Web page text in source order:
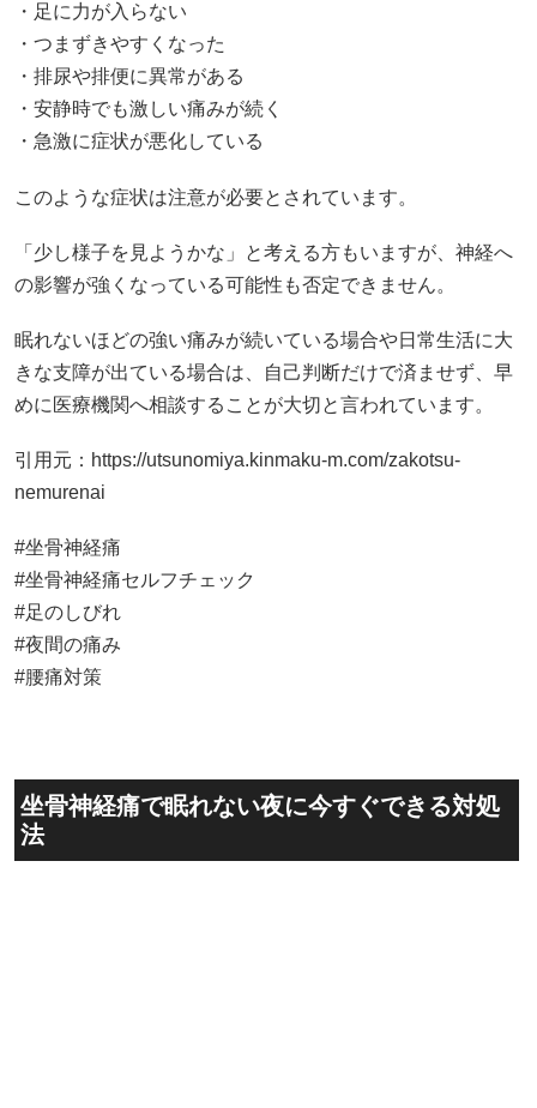
・足に力が入らない
・つまずきやすくなった
・排尿や排便に異常がある
・安静時でも激しい痛みが続く
・急激に症状が悪化している
このような症状は注意が必要とされています。
「少し様子を見ようかな」と考える方もいますが、神経へ
の影響が強くなっている可能性も否定できません。
眠れないほどの強い痛みが続いている場合や日常生活に大
きな支障が出ている場合は、自己判断だけで済ませず、早
めに医療機関へ相談することが大切と言われています。
引用元： https://utsunomiya.kinmaku-m.com/zakotsu-
nemurenai
#坐骨神経痛
#坐骨神経痛セルフチェック
#足のしびれ
#夜間の痛み
#腰痛対策
坐骨神経痛で眠れない夜に今すぐできる対処
法